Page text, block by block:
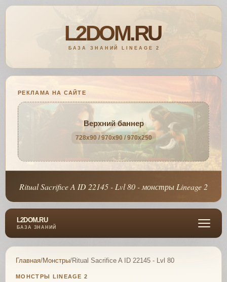
РЕКЛАМА НА САЙТЕ
Верхний баннер
728x90 / 970x90 / 970x250
Ritual Sacrifice A ID 22145 - Lvl 80 - монстры Lineage 2
L2DOM.RU
БАЗА ЗНАНИЙ
Главная/Монстры/Ritual Sacrifice A ID 22145 - Lvl 80
МОНСТРЫ LINEAGE 2